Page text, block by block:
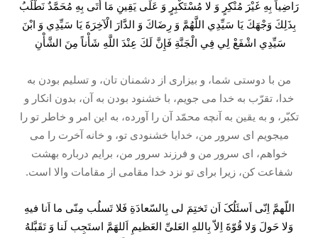
رَاضِياً بِهِ غَيْرَ مُنْكِرٍ وَ لا مُسْتَكْبِرٍ وَ عَلَى يَقِينِ مَا أَتَى بِهِ مُحَمَّدٌ نَطْلُبُ
بِذَلِكَ وَجْهَكَ يَا سَيِّدِي اللَّهُمَّ وَ رِضَاكَ وَ الدَّارَ الْآخِرَةَ يَا سَيِّدِي وَ ابْنَ
سَيِّدِي اشْفَعْ لِي فِي الْجَنَّةِ فَإِنَّ لَكَ عِنْدَ اللَّهِ شَأْناً مِنَ الشَّأْنِ
من با دوستى شما، و بيزارى از دشمنان تان، و تسليم بودن به
خدا، تقرّب به خدا می جويم، با خشنود بودن به آن، بدون انكار و
تكبّر، و به يقين به آنچه محمّد آن را آورده، به اين امر و خاطر تو را
میجويم اى سرور من، خدايا خشنودى تو، و خانه آخرت را می
خواهم، اى سرور من و فرزند سرور من، برايم درباره بهشت
شفاعت كن، زيرا براى تو نزد خدا مقامى از مقامات والا است.
اللّهمَّ اِنّی اَسئَلُکَ اَن تَختِمَ لی بِالسّعادَةِ فَلا تَسلُب مِنّی ما اَنا فیهِ
وَلا حَولَ وَلا قُوّةَ اِلاّ بِاللهِ العَلیِّ العَظیمِ اَللهَمَّ استَجِب لَنا وَ تَقَبَّلهُ